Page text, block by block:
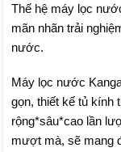
Thế hệ máy lọc
mãn nhãn trải
nước.
Máy lọc nước
gọn, thiết kế tủ kính
rộng*sâu*cao lần
mượt mà, sẽ mang